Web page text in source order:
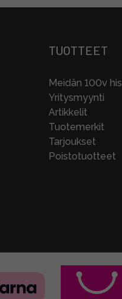
TUOTTEET
Meidän 100v
Yritysmyynti
Artikkelit
Tuotemerkit
Tarjoukset
Poistotuotteet